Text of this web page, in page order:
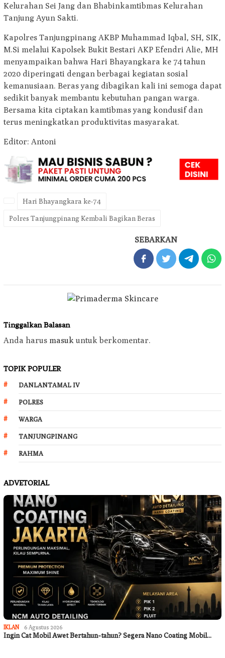
Kelurahan Sei Jang dan Bhabinkamtibmas Kelurahan
Tanjung Ayun Sakti.
Kapolres Tanjungpinang AKBP Muhammad Iqbal, SH, SIK,
M.Si melalui Kapolsek Bukit Bestari AKP Efendri Alie, MH
menyampaikan bahwa Hari Bhayangkara ke 74 tahun
2020 diperingati dengan berbagai kegiatan sosial
kemanusiaan. Beras yang dibagikan kali ini semoga dapat
sedikit banyak membantu kebutuhan pangan warga.
Bersama kita ciptakan kamtibmas yang kondusif dan
terus meningkatkan produktivitas masyarakat.
Editor: Antoni
Hari Bhayangkara ke-74
Polres Tanjungpinang Kembali Bagikan Beras
SEBARKAN
Tinggalkan Balasan
Anda harus masuk untuk berkomentar.
TOPIK POPULER
DANLANTAMAL IV
POLRES
WARGA
TANJUNGPINANG
RAHMA
ADVETORIAL
IKLAN 6 Agustus 2026
Ingin Cat Mobil Awet Bertahun-tahun? Segera Nano Coating Mobil…